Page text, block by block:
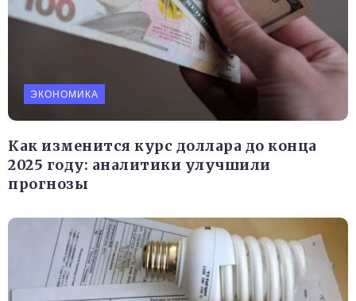
ЭКОНОМИКА
Как изменится курс доллара до конца
2025 году: аналитики улучшили
прогнозы